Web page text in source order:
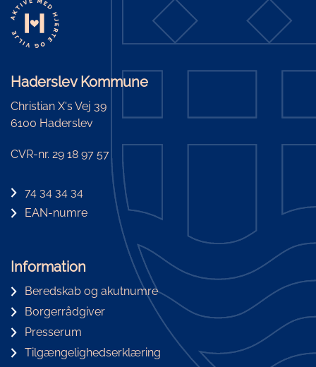
Haderslev Kommune
Christian X's Vej 39
6100 Haderslev
CVR-nr. 29 18 97 57
74 34 34 34
EAN-numre
Information
Beredskab og akutnumre
Borgerrådgiver
Presserum
Tilgængelighedserklæring